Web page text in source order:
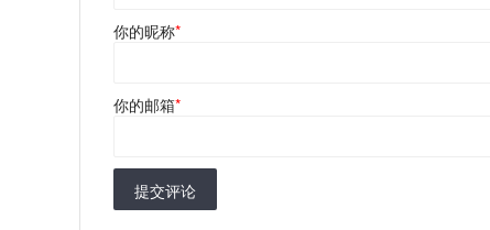
你的昵称*
你的邮箱*
提交评论